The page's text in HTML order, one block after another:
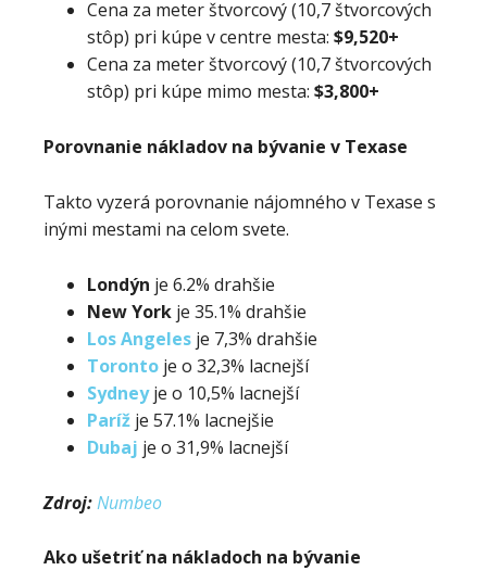
Cena za meter štvorcový (10,7 štvorcových
stôp) pri kúpe v centre mesta: $9,520+
Cena za meter štvorcový (10,7 štvorcových
stôp) pri kúpe mimo mesta: $3,800+
Porovnanie nákladov na bývanie v Texase
Takto vyzerá porovnanie nájomného v Texase s
inými mestami na celom svete.
Londýn je 6.2% drahšie
New York je 35.1% drahšie
Los Angeles je 7,3% drahšie
Toronto je o 32,3% lacnejší
Sydney je o 10,5% lacnejší
Paríž je 57.1% lacnejšie
Dubaj je o 31,9% lacnejší
Zdroj:Numbeo
Ako ušetriť na nákladoch na bývanie